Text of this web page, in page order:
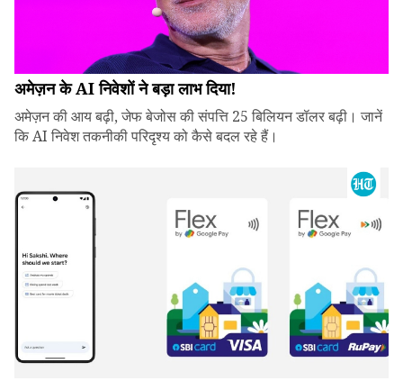
अमेज़न के AI निवेशों ने बड़ा लाभ दिया!
अमेज़न की आय बढ़ी, जेफ बेजोस की संपत्ति 25 बिलियन डॉलर बढ़ी। जानें
कि AI निवेश तकनीकी परिदृश्य को कैसे बदल रहे हैं।